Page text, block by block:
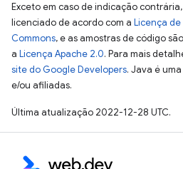
Exceto em caso de indicação
licenciado de acordo com a Licença
Commons, e as amostras de código
a Licença Apache 2.0. Para mais
site do Google Developers. Java é
e/ou afiliadas.
Última atualização 2022-12-28 UTC.